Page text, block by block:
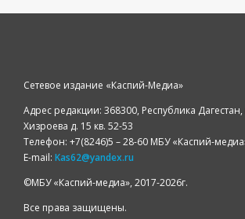
Сетевое издание «Каспий-Медиа»
Адрес редакции: 368300, Республика Дагестан,
Хизроева д. 15 кв. 52-53
Телефон: +7(8246)5 – 28-60 МБУ «Каспий-
E-mail: Kas62@yandex.ru
©️МБУ «Каспий-медиа», 2017-2026г.
Все права защищены.